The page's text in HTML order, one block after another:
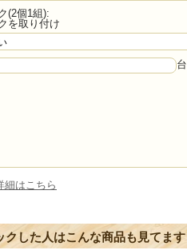
(2個1組):
を取り付け
台
細はこちら
クした人はこんな商品も見てます